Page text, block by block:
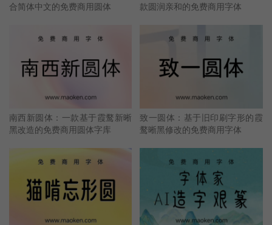
合简体中文的免费商用圆体
款圆润亲和的免费商用字体
南西新圆体：一款基于霞鹜新晰
黑改造的免费商用圆体字库
致一圆体：基于旧印刷字形的霞
鹜晰黑修改的免费商用字体